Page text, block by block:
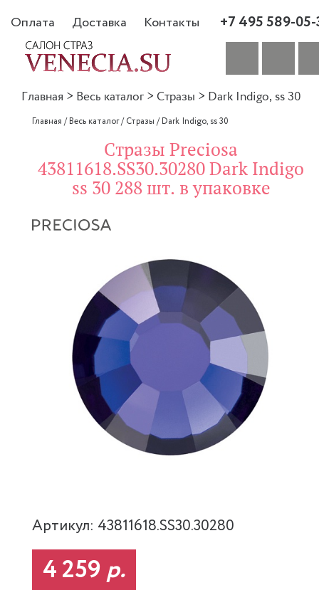
Оплата Доставка Контакты +7 495 589-
Главная > Весь каталог > Стразы > Dark Indigo, ss 30
Главная /Весь каталог/Стразы /Dark Indigo, ss 30
Стразы Preciosa
43811618.SS30.30280 Dark Indigo
ss 30 288 шт. в упаковке
Артикул: 43811618.SS30.30280
4 259 р.